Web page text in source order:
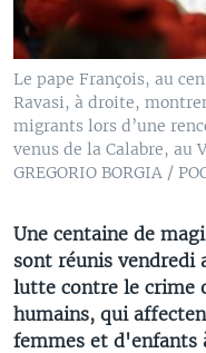
Le pape François, au
Ravasi, à droite,
migrants lors d’une
venus de la Calabre, au
GREGORIO BORGIA /
Une centaine de
sont réunis vendredi
lutte contre le crime
humains, qui
femmes et d'enfants